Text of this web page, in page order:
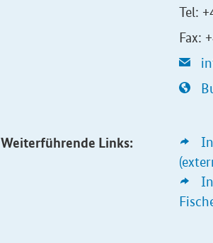
Tel:
Fax:
Weiterführende Links: